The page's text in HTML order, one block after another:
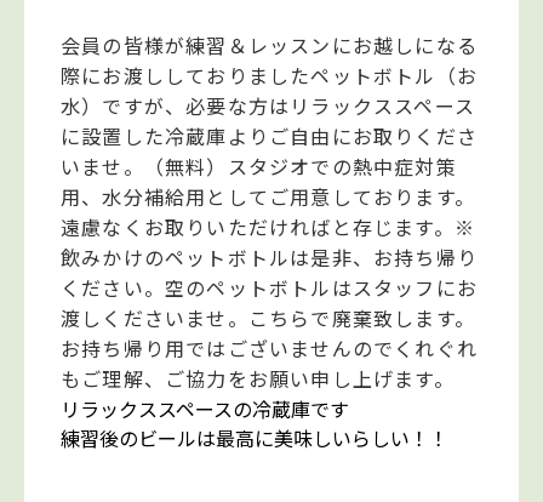
会員の皆様が練習＆レッスンにお越しになる
際にお渡ししておりましたペットボトル（お
水）ですが、必要な方はリラックススペース
に設置した冷蔵庫よりご自由にお取りくださ
いませ。（無料）スタジオでの熱中症対策
用、水分補給用としてご用意しております。
遠慮なくお取りいただければと存じます。※
飲みかけのペットボトルは是非、お持ち帰り
ください。空のペットボトルはスタッフにお
渡しくださいませ。こちらで廃棄致します。
お持ち帰り用ではございませんのでくれぐれ
もご理解、ご協力をお願い申し上げます。
リラックススペースの冷蔵庫です
練習後のビールは最高に美味しいらしい！！